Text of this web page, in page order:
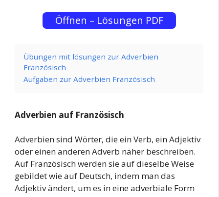
Öffnen – Lösungen PDF
Übungen mit lösungen zur Adverbien
Französisch
Aufgaben zur Adverbien Französisch
Adverbien auf Französisch
Adverbien sind Wörter, die ein Verb, ein Adjektiv
oder einen anderen Adverb näher beschreiben.
Auf Französisch werden sie auf dieselbe Weise
gebildet wie auf Deutsch, indem man das
Adjektiv ändert, um es in eine adverbiale Form